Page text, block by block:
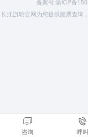
长江游轮官网为您提供船票查询
咨询 呼叫